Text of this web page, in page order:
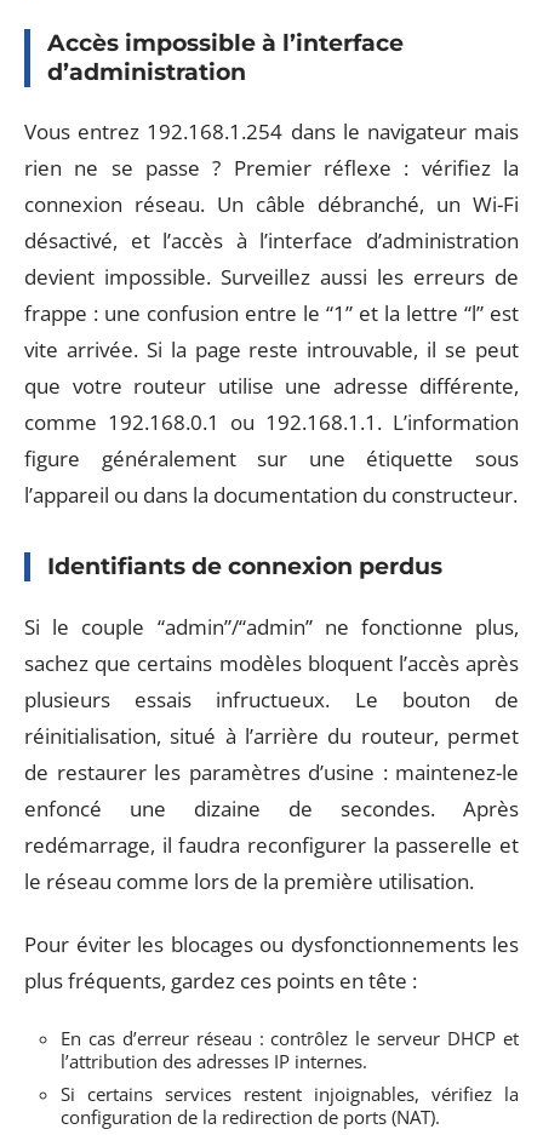
Accès impossible à l’interface
d’administration
Vous entrez 192.168.1.254 dans le navigateur mais
rien ne se passe ? Premier réflexe : vérifiez la
connexion réseau. Un câble débranché, un Wi-Fi
désactivé, et l’accès à l’interface d’administration
devient impossible. Surveillez aussi les erreurs de
frappe : une confusion entre le “1” et la lettre “l” est
vite arrivée. Si la page reste introuvable, il se peut
que votre routeur utilise une adresse différente,
comme 192.168.0.1 ou 192.168.1.1. L’information
figure généralement sur une étiquette sous
l’appareil ou dans la documentation du constructeur.
Identifiants de connexion perdus
Si le couple “admin”/“admin” ne fonctionne plus,
sachez que certains modèles bloquent l’accès après
plusieurs essais infructueux. Le bouton de
réinitialisation, situé à l’arrière du routeur, permet
de restaurer les paramètres d’usine : maintenez-le
enfoncé une dizaine de secondes. Après
redémarrage, il faudra reconfigurer la passerelle et
le réseau comme lors de la première utilisation.
Pour éviter les blocages ou dysfonctionnements les
plus fréquents, gardez ces points en tête :
En cas d’erreur réseau : contrôlez le serveur DHCP et
l’attribution des adresses IP internes.
Si certains services restent injoignables, vérifiez la
configuration de la redirection de ports (NAT).